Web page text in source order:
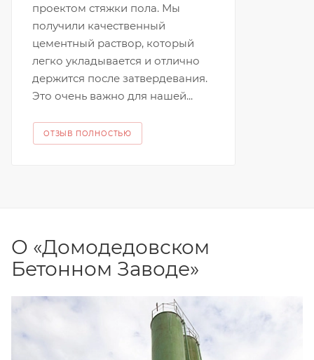
проектом стяжки пола. Мы
получили качественный
цементный раствор, который
легко укладывается и отлично
держится после затвердевания.
Это очень важно для нашей...
ОТЗЫВ ПОЛНОСТЬЮ
О «Домодедовском
Бетонном Заводе»